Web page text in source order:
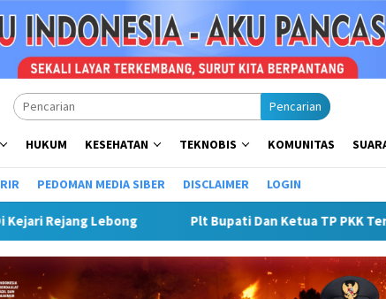
Pencarian
HUKUM KESEHATAN TEKNOBIS KOMUNITAS
PEDOMAN MEDIA SIBER DISCLAIMER LOGIN
Kunjungan Ayesha Rania, Pelajar SMPN 1 Rejang